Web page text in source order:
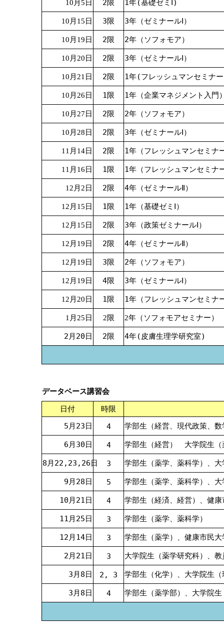
10月5日 2限 1年(基礎ゼミⅠ)
10月15日 3限 3年（ゼミナールⅠ）
10月19日 2限 2年（ソフォモア）
10月20日 2限 3年（ゼミナールⅠ）
10月21日 2限 1年(フレッシュマンセミナ
10月26日 1限 1年（企業マネジメント入門
10月27日 2限 2年（ソフォモア）
10月28日 2限 3年（ゼミナールⅠ）
11月14日 2限 1年（フレッシュマンセミナ
11月16日 1限 1年（フレッシュマンセミナ
12月2日 2限 4年（ゼミナールⅡ）
12月15日 1限 1年（基礎ゼミⅠ）
12月15日 2限 3年（政策ゼミナールⅠ）
12月19日 2限 4年（ゼミナールⅡ）
12月19日 3限 2年（ソフォモア）
12月19日 4限 3年（ゼミナールⅠ）
12月20日 1限 1年（フレッシュマンセミナ
1月25日 2限 2年（ソフォモアセミナー）
2月20日 2限 4年(皮膚生理学研究室)
データベース講習会
日付
時限
5月23日
4 学部生（経営、現代政策、
6月30日 4 学部生（経営） 大学院生
8月22,23,26日 3 学部生（薬学、薬科学）、
9月28日 5 学部生（薬学、薬科学）、
10月21日 4 学部生（経済、経営）、健
11月25日 3 学部生（薬学、薬科学）
12月14日 3 学部生（薬学）、健康市民大
2月21日 3 大学院生（薬学研究科）、
3月8日 2, 3 学部生（化学）、大学院生
3月8日 4 学部生（薬学部）、大学院